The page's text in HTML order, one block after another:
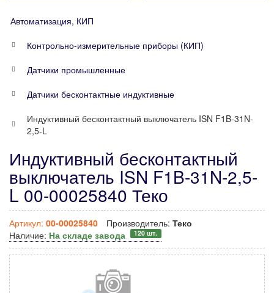
Автоматизация, КИП
Контрольно-измерительные приборы (КИП)
Датчики промышленные
Датчики бесконтактные индуктивные
Индуктивный бесконтактный выключатель ISN F1B-31N-
2,5-L
Индуктивный бесконтактный
выключатель ISN F1B-31N-2,5-
L 00-00025840 Теко
Артикул: 00-00025840 Производитель: Теко
Наличие: На складе завода 120 шт.